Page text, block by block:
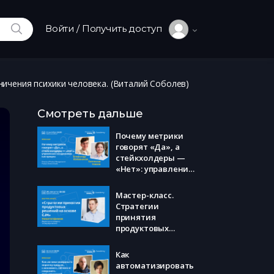
ИСКАТЬВойти / Получить доступ
психики человека. (Виталий Соболев)
Смотреть дальше
Почему метрики
говорят «Да», а
стейкхолдеры —
«Нет»: управление
процесс.
(Александр
Кожевников,
Святослав Ховаев)
Мастер-класс.
Стратегии
принятия
продуктовых
CJM (Никита
Ефимов)
Как
автоматизировать